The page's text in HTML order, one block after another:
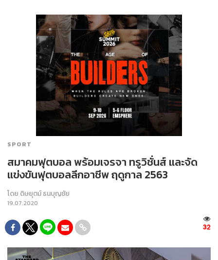
SPORT
สมาคมฟุตบอล พร้อมเจรจา ทรูวิชั่นส์ และจัด
แข่งขันฟุตบอลลีกอาชีพ ฤดูกาล 2563
โดย ดิษยุตม์ ธนบุญชัย
19.07.2020
32